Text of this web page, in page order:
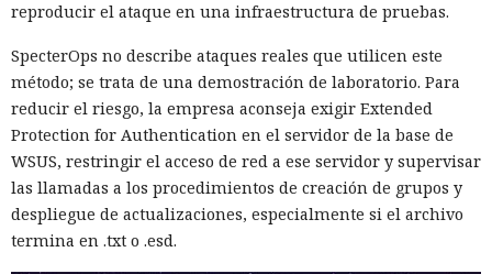
reproducir el ataque en una infraestructura de pruebas.
SpecterOps no describe ataques reales que utilicen este
método; se trata de una demostración de laboratorio. Para
reducir el riesgo, la empresa aconseja exigir Extended
Protection for Authentication en el servidor de la base de
WSUS, restringir el acceso de red a ese servidor y supervisar
las llamadas a los procedimientos de creación de grupos y
despliegue de actualizaciones, especialmente si el archivo
termina en .txt o .esd.